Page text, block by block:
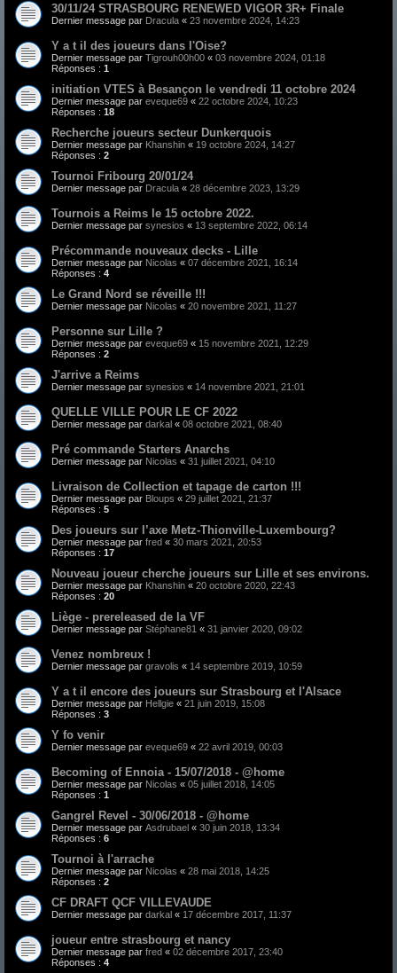
30/11/24 STRASBOURG RENEWED VIGOR 3R+ Finale
Dernier message par Dracula « 23 novembre 2024, 14:23
Y a t il des joueurs dans l'Oise?
Dernier message par Tigrouh00h00 « 03 novembre 2024, 01:18
Réponses : 1
initiation VTES à Besançon le vendredi 11 octobre 2024
Dernier message par eveque69 « 22 octobre 2024, 10:23
Réponses : 18
Recherche joueurs secteur Dunkerquois
Dernier message par Khanshin « 19 octobre 2024, 14:27
Réponses : 2
Tournoi Fribourg 20/01/24
Dernier message par Dracula « 28 décembre 2023, 13:29
Tournois a Reims le 15 octobre 2022.
Dernier message par synesios « 13 septembre 2022, 06:14
Précommande nouveaux decks - Lille
Dernier message par Nicolas « 07 décembre 2021, 16:14
Réponses : 4
Le Grand Nord se réveille !!!
Dernier message par Nicolas « 20 novembre 2021, 11:27
Personne sur Lille ?
Dernier message par eveque69 « 15 novembre 2021, 12:29
Réponses : 2
J'arrive a Reims
Dernier message par synesios « 14 novembre 2021, 21:01
QUELLE VILLE POUR LE CF 2022
Dernier message par darkal « 08 octobre 2021, 08:40
Pré commande Starters Anarchs
Dernier message par Nicolas « 31 juillet 2021, 04:10
Livraison de Collection et tapage de carton !!!
Dernier message par Bloups « 29 juillet 2021, 21:37
Réponses : 5
Des joueurs sur l’axe Metz-Thionville-Luxembourg?
Dernier message par fred « 30 mars 2021, 20:53
Réponses : 17
Nouveau joueur cherche joueurs sur Lille et ses environs.
Dernier message par Khanshin « 20 octobre 2020, 22:43
Réponses : 20
Liège - prereleased de la VF
Dernier message par Stéphane81 « 31 janvier 2020, 09:02
Venez nombreux !
Dernier message par gravolis « 14 septembre 2019, 10:59
Y a t il encore des joueurs sur Strasbourg et l'Alsace
Dernier message par Hellgie « 21 juin 2019, 15:08
Réponses : 3
Y fo venir
Dernier message par eveque69 « 22 avril 2019, 00:03
Becoming of Ennoia - 15/07/2018 - @home
Dernier message par Nicolas « 05 juillet 2018, 14:05
Réponses : 1
Gangrel Revel - 30/06/2018 - @home
Dernier message par Asdrubael « 30 juin 2018, 13:34
Réponses : 6
Tournoi à l'arrache
Dernier message par Nicolas « 28 mai 2018, 14:25
Réponses : 2
CF DRAFT QCF VILLEVAUDE
Dernier message par darkal « 17 décembre 2017, 11:37
joueur entre strasbourg et nancy
Dernier message par fred « 02 décembre 2017, 23:40
Réponses : 4